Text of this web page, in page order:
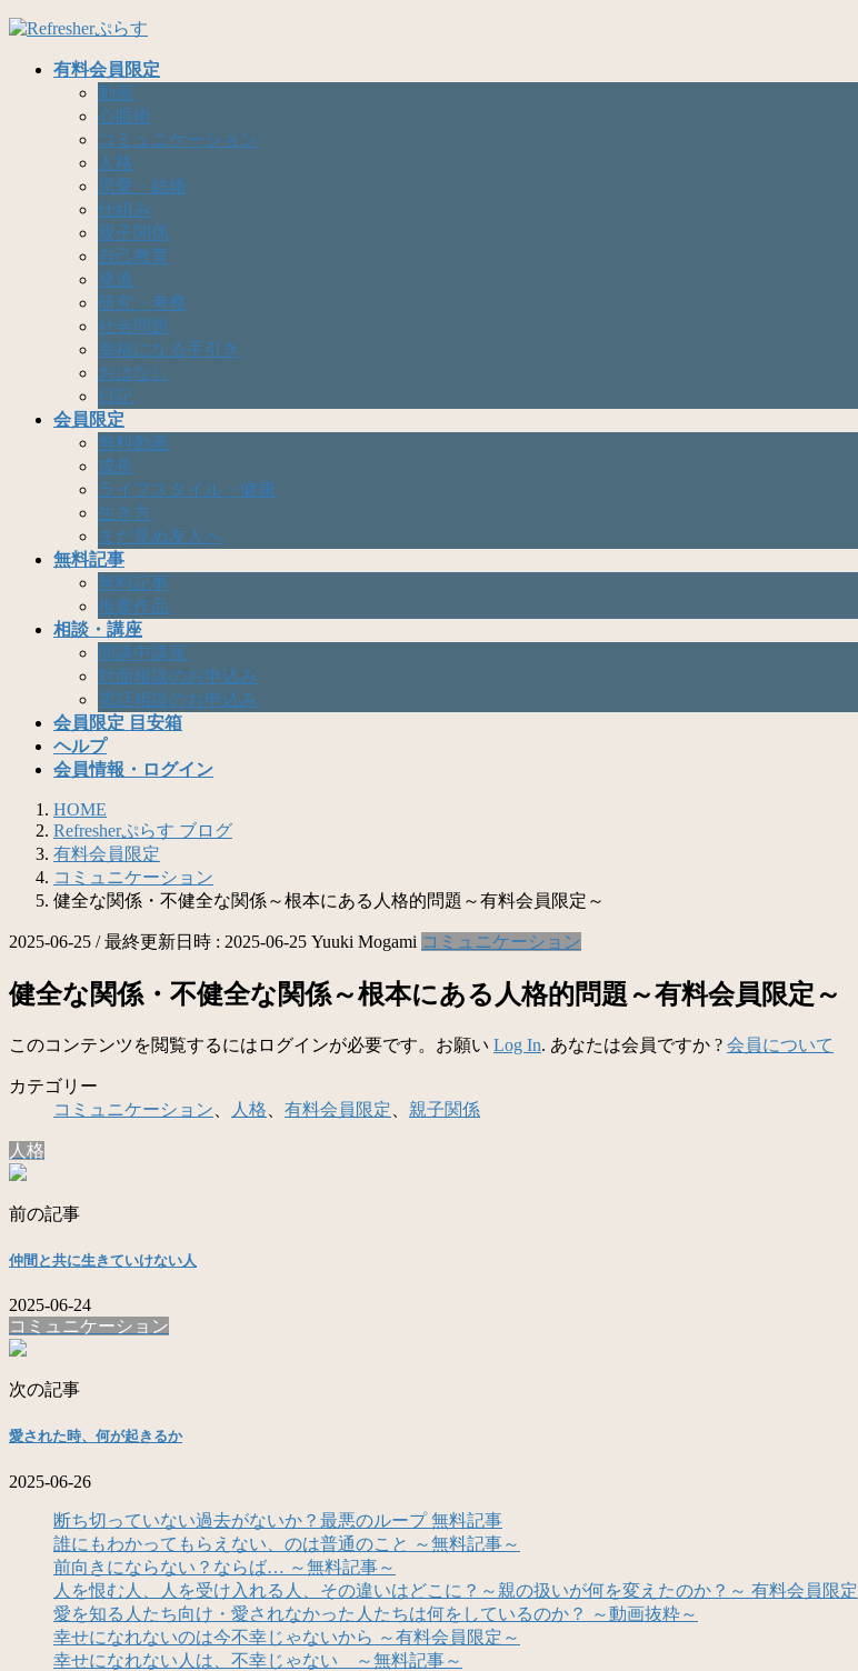
コ
ナ
有料会員限定
動画
心眼術
コミュニケーション
人格
恋愛・結婚
仕組み
親子関係
自己教育
発達
研究・考察
社会問題
幸福になる手引き
おはなし
日記
会員限定
無料動画
成長
ライフスタイル・健康
生き方
まだ見ぬ友人へ
無料記事
無料記事
推薦作品
相談・講座
開講中講座
対面相談のお申込み
電話相談のお申込み
会員限定 目安箱
ヘルプ
会員情報・ログイン
HOME
Refresherぷらす ブログ
有料会員限定
コミュニケーション
健全な関係・不健全な関係～根本にある人格的問題～有料会員限定～
2025-06-25 / 最終更新日時 : 2025-06-25 Yuuki Mogami コミュニケーション
健全な関係・不健全な関係～根本にある人格的問題～有料会員限定～
このコンテンツを閲覧するにはログインが必要です。お願い Log In. あなたは会員ですか ? 会員について
カテゴリー
コミュニケーション
人格 有料会員限定 親子関係
人格
前の記事
仲間と共に生きていけない人
2025-06-24
コミュニケーション
次の記事
愛された時、何が起きるか
2025-06-26
断ち切っていない過去がないか？最悪のループ 無料記事
誰にもわかってもらえない、のは普通のこと ～無料記事～
前向きにならない？ならば… ～無料記事～
人を恨む人、人を受け入れる人、その違いはどこに？～親の扱いが何を変えたのか？～ 有料会員限定
愛を知る人たち向け・愛されなかった人たちは何をしているのか？ ～動画抜粋～
幸せになれないのは今不幸じゃないから ～有料会員限定～
幸せになれない人は、不幸じゃない ～無料記事～